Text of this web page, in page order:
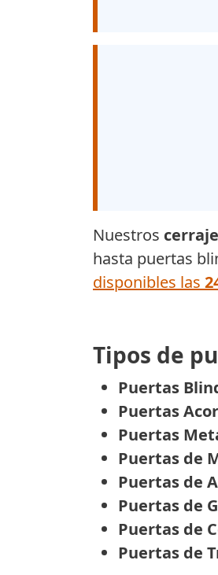
Nuestros
hasta puertas
disponibles las
Tipos de
Puertas
Puertas
Puertas
Puertas de
Puertas de
Puertas de
Puertas de
Puertas de